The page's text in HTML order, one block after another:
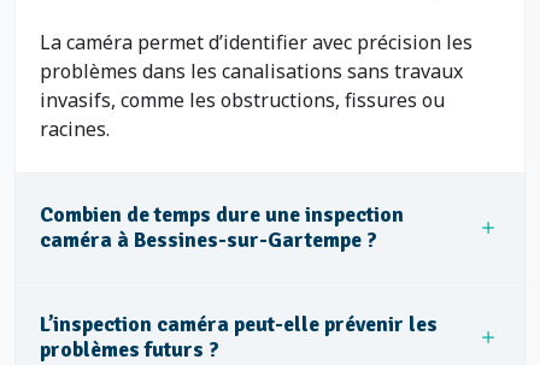
La caméra permet d’identifier avec précision les
problèmes dans les canalisations sans travaux
invasifs, comme les obstructions, fissures ou
racines.
Combien de temps dure une inspection
caméra à Bessines-sur-Gartempe ?
L’inspection caméra peut-elle prévenir les
problèmes futurs ?